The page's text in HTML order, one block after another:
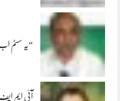
“یہ سسٹم
آئی ایم